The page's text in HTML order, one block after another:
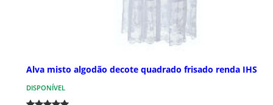
Alva misto algodão decote quadrado frisado renda IHS
DISPONÍVEL